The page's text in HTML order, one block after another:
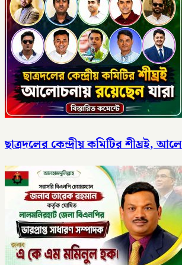
ছাত্রদলের কেন্দ্রীয় কমিটির শীঘ্রই,